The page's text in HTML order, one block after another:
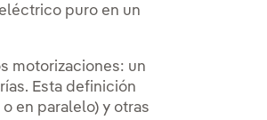
puro en un
motorizaciones: un
Esta definición
en paralelo) y otras